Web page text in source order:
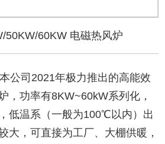
50KW/60KW 电磁热风炉
公司2021年极力推出的高能效
，功率有8KW~60kW系列化，
低温系（一般为100℃以内）出
大，可直接为工厂、大棚供暖，